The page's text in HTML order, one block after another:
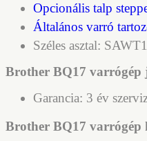
Opcionális talp
Általános varró
Széles asztal:
Brother BQ17 varrógép
Garancia: 3 év
Brother BQ17 varrógép